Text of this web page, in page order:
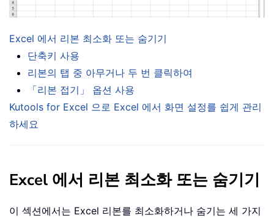
Excel 에서 리본 최소화 또는 숨기기
단축키 사용
리본의 탭 중 아무거나 두 번 클릭하여
「리본 접기」 옵션 사용
Kutools for Excel 으로 Excel 에서 화면 설정를 쉽게 관리
하세요
Excel 에서 리본 최소화 또는 숨기기
이 섹션에서는 Excel 리본를 최소화하거나 숨기는 세 가지